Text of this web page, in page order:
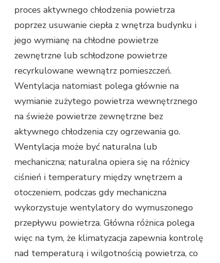
proces aktywnego chłodzenia powietrza
poprzez usuwanie ciepła z wnętrza budynku i
jego wymianę na chłodne powietrze
zewnętrzne lub schłodzone powietrze
recyrkulowane wewnątrz pomieszczeń.
Wentylacja natomiast polega głównie na
wymianie zużytego powietrza wewnętrznego
na świeże powietrze zewnętrzne bez
aktywnego chłodzenia czy ogrzewania go.
Wentylacja może być naturalna lub
mechaniczna; naturalna opiera się na różnicy
ciśnień i temperatury między wnętrzem a
otoczeniem, podczas gdy mechaniczna
wykorzystuje wentylatory do wymuszonego
przepływu powietrza. Główna różnica polega
więc na tym, że klimatyzacja zapewnia kontrolę
nad temperaturą i wilgotnością powietrza, co